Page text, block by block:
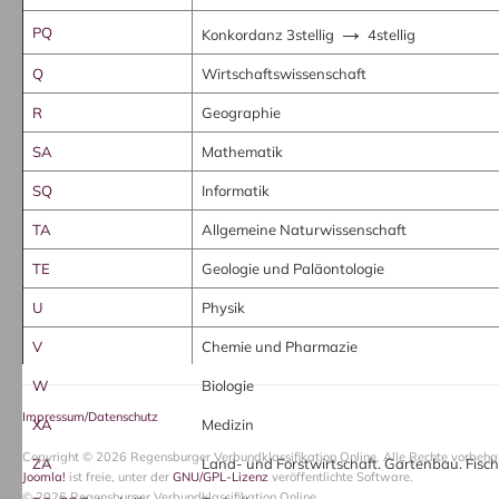
PQ Konkordanz 3stellig → 4stellig
Q Wirtschaftswissenschaft
R Geographie
SA Mathematik
SQ Informatik
TA Allgemeine Naturwissenschaft
TE Geologie und Paläontologie
U Physik
V Chemie und Pharmazie
W Biologie
XA Medizin
ZA Land- und Forstwirtschaft. Gartenbau.
Impressum/Datenschutz
Copyright © 2026 Regensburger Verbundklassifikation Online. Alle Rechte
Joomla! ist freie, unter der GNU/GPL-Lizenz veröffentlichte Software.